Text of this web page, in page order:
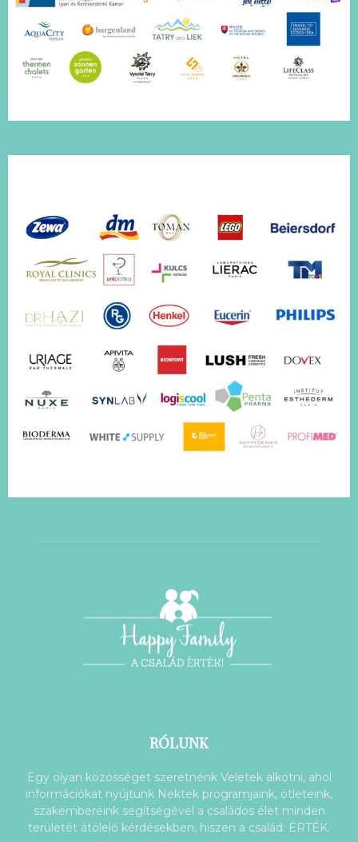
RÓLUNK
Egy olyan közösséget szeretnénk Veletek alkotni, ahol
információkat nyújtunk Nektek programjaink, ötleteink,
szakembereink segítségével a családos élet minden
területét átölelő kérdésekben, hiszen a család: ÉRTÉK.